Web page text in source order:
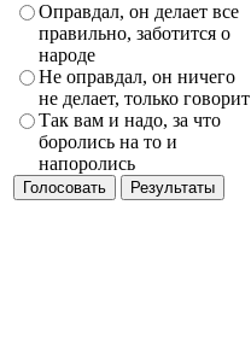
Оправдал, он делает все
правильно, заботится о
народе
Не оправдал, он ничего
не делает, только говорит
Так вам и надо, за что
боролись на то и
напоролись